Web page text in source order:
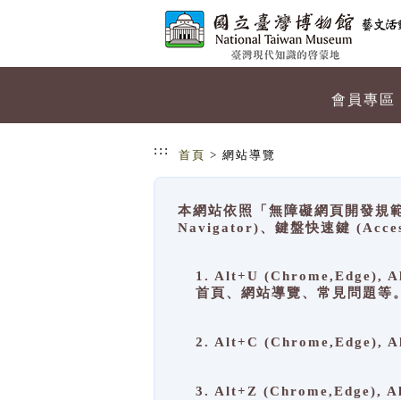
會員專區
::: 首頁 > 網站導覽
本網站依照「無障礙網頁開發規
Navigator)、鍵盤快速鍵
1. Alt+U (Chrome,Edge),
首頁、網站導覽、常見問題等。
2. Alt+C (Chrome,Edge),
3. Alt+Z (Chrome,Edge),